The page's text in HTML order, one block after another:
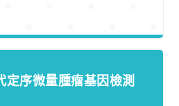
定序微量腫瘤基因檢測